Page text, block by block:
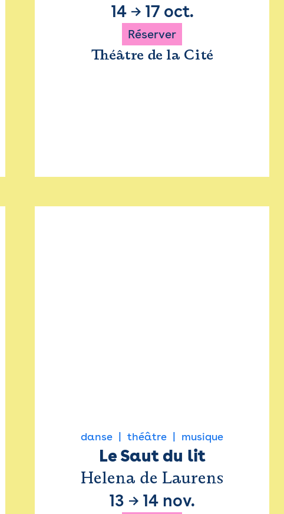
14→ 17 oct.
Réserver
Théâtre de la Cité
danse théâtre musique
Le Saut du lit
Helena de Laurens
13 → 14 nov.